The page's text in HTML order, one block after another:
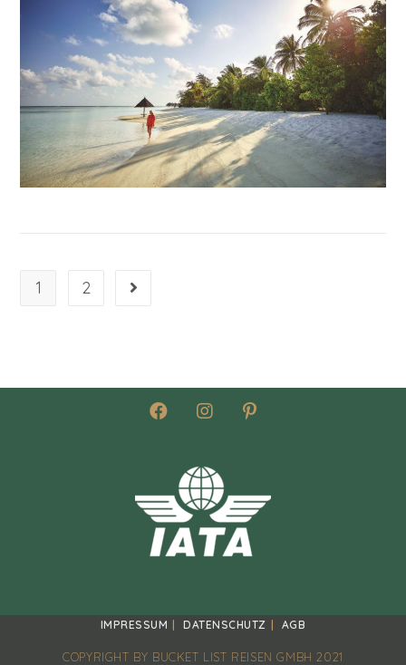
1 2 Gehe zur nächsten Seite
IMPRESSUM DATENSCHUTZ AGB
COPYRIGHT BY BUCKET LIST REISEN GMBH 2021